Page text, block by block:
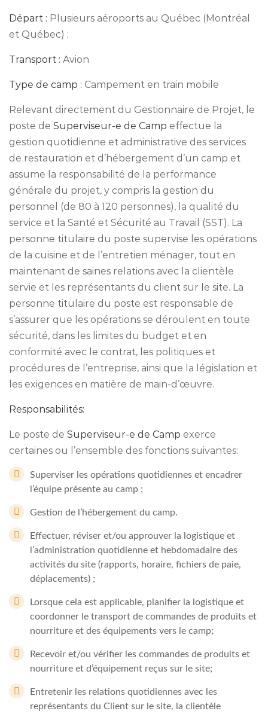
Départ : Plusieurs aéroports au Québec (Montréal
et Québec) ;
Transport : Avion
Type de camp : Campement en train mobile
Relevant directement du Gestionnaire de Projet, le
poste de Superviseur-e de Camp effectue la
gestion quotidienne et administrative des services
de restauration et d’hébergement d’un camp et
assume la responsabilité de la performance
générale du projet, y compris la gestion du
personnel (de 80 à 120 personnes), la qualité du
service et la Santé et Sécurité au Travail (SST). La
personne titulaire du poste supervise les opérations
de la cuisine et de l’entretien ménager, tout en
maintenant de saines relations avec la clientèle
servie et les représentants du client sur le site. La
personne titulaire du poste est responsable de
s’assurer que les opérations se déroulent en toute
sécurité, dans les limites du budget et en
conformité avec le contrat, les politiques et
procédures de l’entreprise, ainsi que la législation et
les exigences en matière de main-d’œuvre.
Responsabilités:
Le poste de Superviseur-e de Camp exerce
certaines ou l’ensemble des fonctions suivantes:
Superviser les opérations quotidiennes et encadrer
l’équipe présente au camp ;
Gestion de l’hébergement du camp.
Effectuer, réviser et/ou approuver la logistique et
l’administration quotidienne et hebdomadaire des
activités du site (rapports, horaire, fichiers de paie,
déplacements) ;
Lorsque cela est applicable, planifier la logistique et
coordonner le transport de commandes de produits et
nourriture et des équipements vers le camp;
Recevoir et/ou vérifier les commandes de produits et
nourriture et d’équipement reçus sur le site;
Entretenir les relations quotidiennes avec les
représentants du Client sur le site, la clientèle